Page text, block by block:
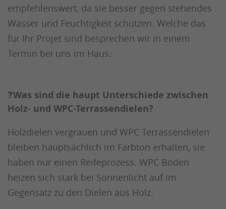
empfehlenswert, da sie besser gegen stehendes
Wasser und Feuchtigkeit schützen. Welche das
für Ihr Projet sind besprechen wir in einem
Termin bei uns im Haus.
❓Was sind die haupt Unterschiede zwischen
Holz- und WPC-Terrassendielen?
Holzdielen vergrauen und WPC Terrassendielen
bleiben hauptsächlich im Farbton erhalten, sie
haben nur einen Reifeprozess. WPC Böden
heizen sich stark bei Sonnenlicht auf im
Gegensatz zu den Dielen aus Holz.